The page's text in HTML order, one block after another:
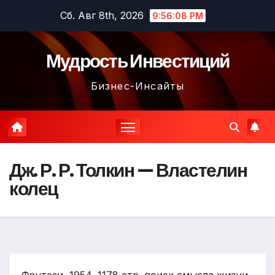
содержимому
Сб. Авг 8th, 2026 9:56:09 PM
Мудрость Инвестиций
Бизнес-Инсайты
Дж. Р. Р. Толкин — Властелин
колец